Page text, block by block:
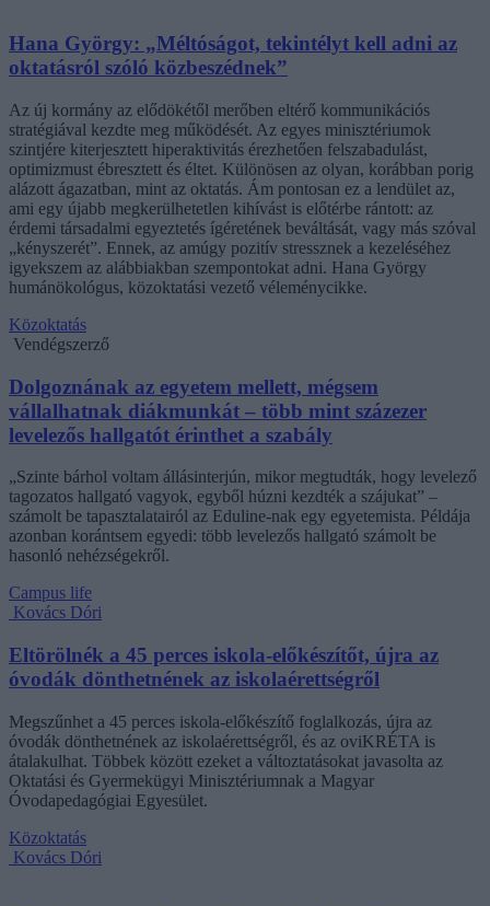
Hana György: „Méltóságot, tekintélyt kell adni az
oktatásról szóló közbeszédnek”
Az új kormány az elődökétől merőben eltérő kommunikációs
stratégiával kezdte meg működését. Az egyes minisztériumok
szintjére kiterjesztett hiperaktivitás érezhetően felszabadulást,
optimizmust ébresztett és éltet. Különösen az olyan, korábban porig
alázott ágazatban, mint az oktatás. Ám pontosan ez a lendület az,
ami egy újabb megkerülhetetlen kihívást is előtérbe rántott: az
érdemi társadalmi egyeztetés ígéretének beváltását, vagy más szóval
„kényszerét”. Ennek, az amúgy pozitív stressznek a kezeléséhez
igyekszem az alábbiakban szempontokat adni. Hana György
humánökológus, közoktatási vezető véleménycikke.
Közoktatás
Vendégszerző
Dolgoznának az egyetem mellett, mégsem
vállalhatnak diákmunkát – több mint százezer
levelezős hallgatót érinthet a szabály
„Szinte bárhol voltam állásinterjún, mikor megtudták, hogy levelező
tagozatos hallgató vagyok, egyből húzni kezdték a szájukat” –
számolt be tapasztalatairól az Eduline-nak egy egyetemista. Példája
azonban korántsem egyedi: több levelezős hallgató számolt be
hasonló nehézségekről.
Campus life
Kovács Dóri
Eltörölnék a 45 perces iskola-előkészítőt, újra az
óvodák dönthetnének az iskolaérettségről
Megszűnhet a 45 perces iskola-előkészítő foglalkozás, újra az
óvodák dönthetnének az iskolaérettségről, és az oviKRÉTA is
átalakulhat. Többek között ezeket a változtatásokat javasolta az
Oktatási és Gyermekügyi Minisztériumnak a Magyar
Óvodapedagógiai Egyesület.
Közoktatás
Kovács Dóri